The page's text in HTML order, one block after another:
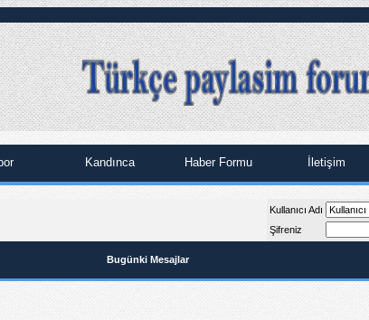
Kandınca Haber Formu İletişim
Kullanıcı Adı
Şifreniz
Bugünki Mesajlar